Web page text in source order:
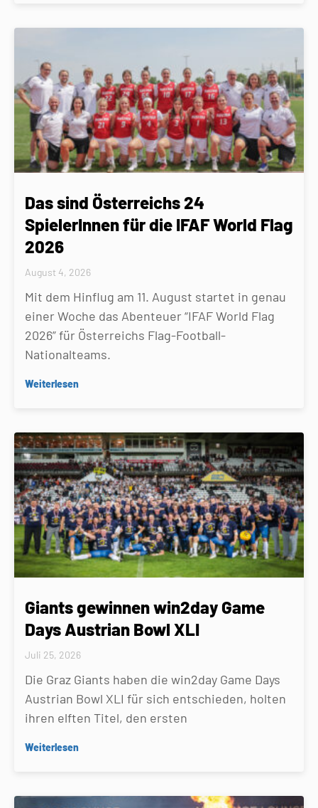
Das sind Österreichs 24
SpielerInnen für die IFAF World Flag
2026
August 4, 2026
Mit dem Hinflug am 11. August startet in genau
einer Woche das Abenteuer “IFAF World Flag
2026” für Österreichs Flag-Football-
Nationalteams.
Weiterlesen
Giants gewinnen win2day Game
Days Austrian Bowl XLI
Juli 25, 2026
Die Graz Giants haben die win2day Game Days
Austrian Bowl XLI für sich entschieden, holten
ihren elften Titel, den ersten
Weiterlesen